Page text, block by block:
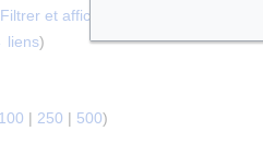
et afficher sous forme d'une liste
liens)
100 | 250 | 500)